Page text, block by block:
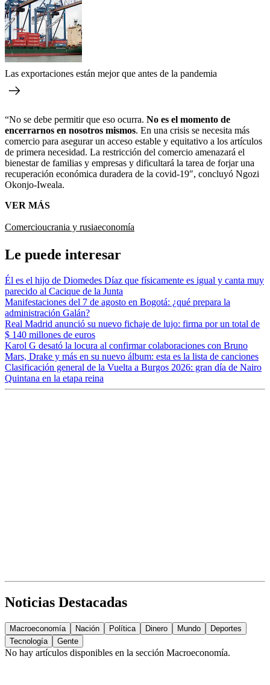
Las exportaciones están mejor que antes de la pandemia
“No se debe permitir que eso ocurra. No es el momento de
encerrarnos en nosotros mismos. En una crisis se necesita más
comercio para asegurar un acceso estable y equitativo a los artículos
de primera necesidad. La restricción del comercio amenazará el
bienestar de familias y empresas y dificultará la tarea de forjar una
recuperación económica duradera de la covid-19″, concluyó Ngozi
Okonjo-Iweala.
VER MÁS
Comercioucrania y rusiaeconomía
Le puede interesar
Él es el hijo de Diomedes Díaz que físicamente es igual y canta muy
parecido al Cacique de la Junta
Manifestaciones del 7 de agosto en Bogotá: ¿qué prepara la
administración Galán?
Real Madrid anunció su nuevo fichaje de lujo: firma por un total de
$ 140 millones de euros
Karol G desató la locura al confirmar colaboraciones con Bruno
Mars, Drake y más en su nuevo álbum: esta es la lista de canciones
Clasificación general de la Vuelta a Burgos 2026: gran día de Nairo
Quintana en la etapa reina
Noticias Destacadas
Macroeconomía Nación Política Dinero Mundo
Deportes
Tecnología
Gente
No hay artículos disponibles en la sección Macroeconomía.